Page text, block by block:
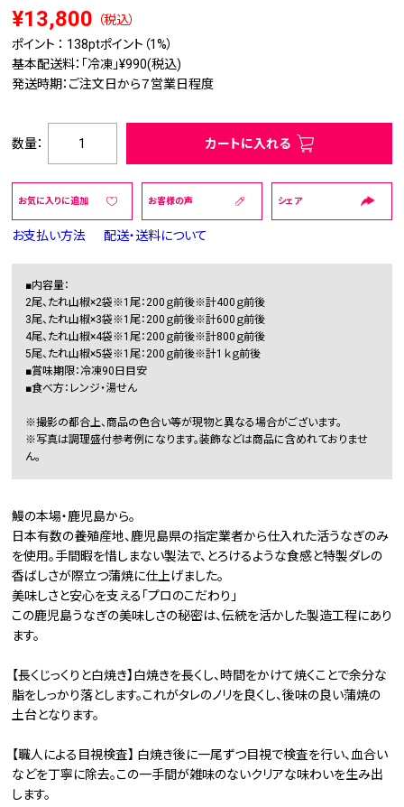
¥13,800
（税込）
ポイント ： 138ptポイント（1%）
基本配送料：「冷凍」¥990(税込)
発送時期：ご注文日から７営業日程度
数量： カートに入れる
お気に入りに追加 お客様の声 シェア
お支払い方法 配送・送料について
■内容量：
2尾、たれ山椒×2袋※1尾：200ｇ前後※計400ｇ前後
3尾、たれ山椒×3袋※1尾：200ｇ前後※計600ｇ前後
4尾、たれ山椒×4袋※1尾：200ｇ前後※計800ｇ前後
5尾、たれ山椒×5袋※1尾：200ｇ前後※計1ｋｇ前後
■賞味期限：冷凍90日目安
■食べ方：レンジ・湯せん
※撮影の都合上、商品の色合い等が現物と異なる場合がございます。
※写真は調理盛付参考例になります。装飾などは商品に含めれておりませ
ん。
鰻の本場・鹿児島から。
日本有数の養殖産地、鹿児島県の指定業者から仕入れた活うなぎのみ
を使用。手間暇を惜しまない製法で、とろけるような食感と特製ダレの
香ばしさが際立つ蒲焼に仕上げました。
美味しさと安心を支える「プロのこだわり」
この鹿児島うなぎの美味しさの秘密は、伝統を活かした製造工程にあり
ます。
【長くじっくりと白焼き】白焼きを長くし、時間をかけて焼くことで余分な
脂をしっかり落とします。これがタレのノリを良くし、後味の良い蒲焼の
土台となります。
【職人による目視検査】 白焼き後に一尾ずつ目視で検査を行い、血合い
などを丁寧に除去。この一手間が雑味のないクリアな味わいを生み出
します。